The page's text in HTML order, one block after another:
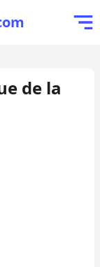
de la